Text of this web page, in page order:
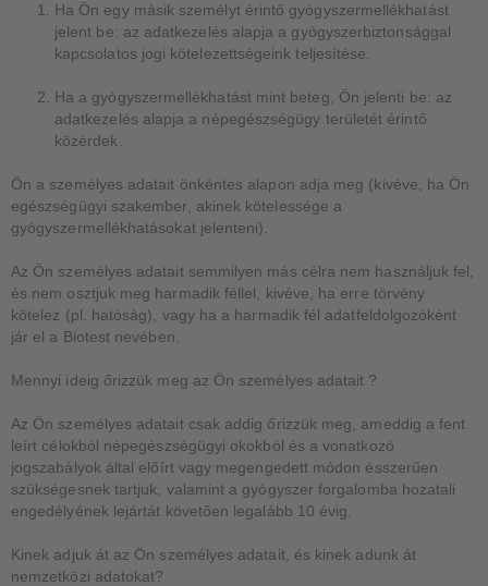
Ha Ön egy másik személyt érintő gyógyszermellékhatást
jelent be: az adatkezelés alapja a gyógyszerbiztonsággal
kapcsolatos jogi kötelezettségeink teljesítése.
Ha a gyógyszermellékhatást mint beteg, Ön jelenti be: az
adatkezelés alapja a népegészségügy területét érintő
közérdek.
Ön a személyes adatait önkéntes alapon adja meg (kivéve, ha Ön
egészségügyi szakember, akinek kötelessége a
gyógyszermellékhatásokat jelenteni).
Az Ön személyes adatait semmilyen más célra nem használjuk fel,
és nem osztjuk meg harmadik féllel, kivéve, ha erre törvény
kötelez (pl. hatóság), vagy ha a harmadik fél adatfeldolgozóként
jár el a Biotest nevében.
Mennyi ideig őrizzük meg az Ön személyes adatait ?
Az Ön személyes adatait csak addig őrizzük meg, ameddig a fent
leírt célokból népegészségügyi okokból és a vonatkozó
jogszabályok által előírt vagy megengedett módon ésszerűen
szükségesnek tartjuk, valamint a gyógyszer forgalomba hozatali
engedélyének lejártát követően legalább 10 évig.
Kinek adjuk át az Ön személyes adatait, és kinek adunk át
nemzetközi adatokat?